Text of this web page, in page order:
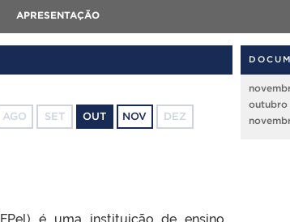
APRESENTAÇÃO
AGO SET OUT NOV DEZ
é uma instituição de ensino
outubro